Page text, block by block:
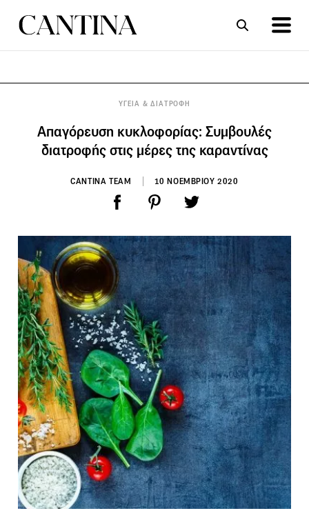
ΥΓΕΙΑ & ΔΙΑΤΡΟΦΗ
Απαγόρευση κυκλοφορίας: Συμβουλές
διατροφής στις μέρες της καραντίνας
CANTINA TEAM 10 ΝΟΕΜΒΡΙΟΥ 2020